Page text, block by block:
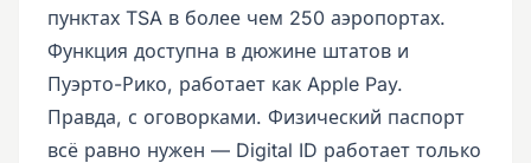
пунктах TSA в более чем 250 аэропортах.
Функция доступна в дюжине штатов и
Пуэрто-Рико, работает как Apple Pay.
Правда, с оговорками. Физический паспорт
всё равно нужен — Digital ID работает только